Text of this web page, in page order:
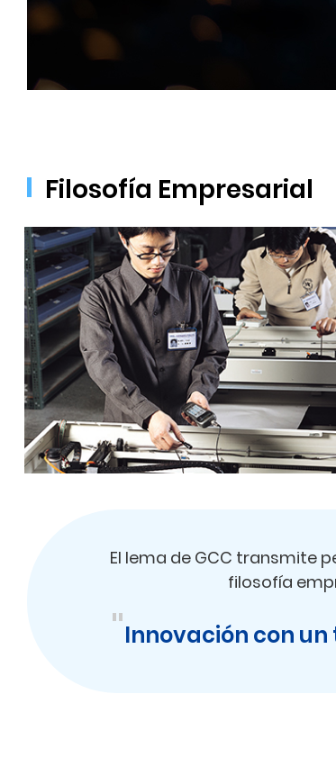
Filosofía Empresarial
El lema de GCC transmite
filosofía
"Innovación con